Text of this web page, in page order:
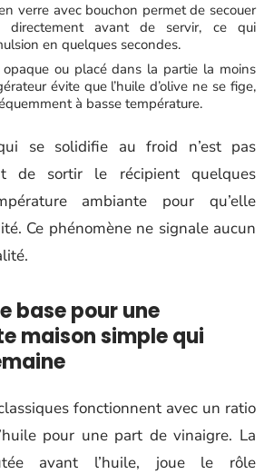
verre avec bouchon permet de secouer
directement avant de servir, ce qui
en quelques secondes.
ou placé dans la partie la moins
évite que l’huile d’olive ne se fige,
à basse température.
se solidifie au froid n’est pas
de sortir le récipient quelques
ambiante pour qu’elle
Ce phénomène ne signale aucun
base pour une
maison simple qui
fonctionnent avec un ratio
pour une part de vinaigre. La
avant l’huile, joue le rôle